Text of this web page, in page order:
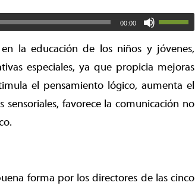
00:00
la educación de los niños y jóvenes,
especiales, ya que propicia mejoras
el pensamiento lógico, aumenta el
favorece la comunicación no
forma por los directores de las cinco